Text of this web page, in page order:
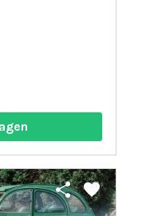
share favorite